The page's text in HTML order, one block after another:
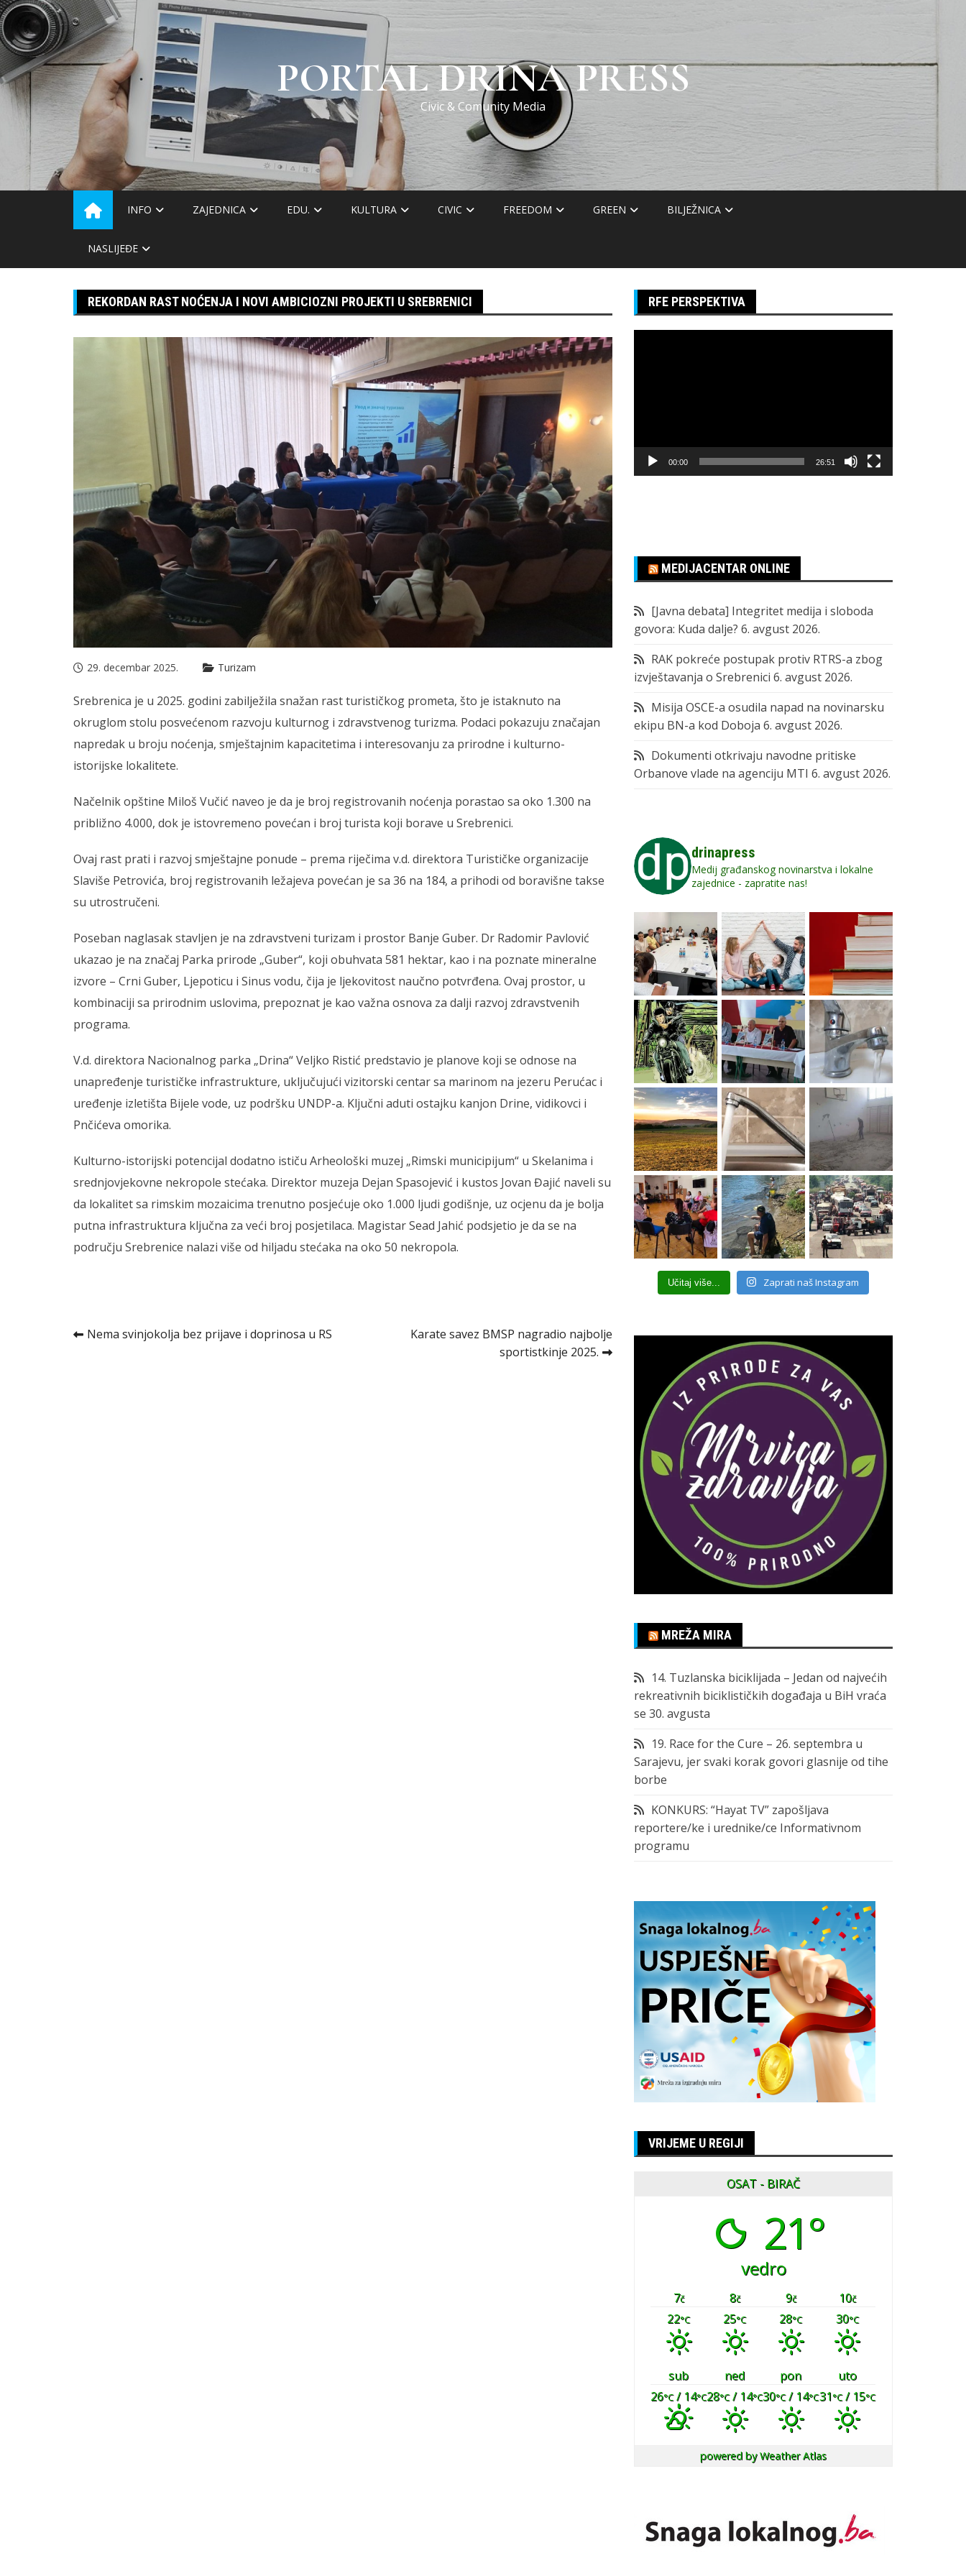
Skip
to
content
PORTAL DRINA PRESS
Civic & Comunity Media
INFO ZAJEDNICA EDU. KULTURA CIVIC FREEDOM GREEN BILJEŽNICA
NASLIJEĐE
REKORDAN RAST NOĆENJA I NOVI AMBICIOZNI PROJEKTI U SREBRENICI
29. decembar 2025. Turizam
Srebrenica je u 2025. godini zabilježila snažan rast turističkog prometa, što je istaknuto na
okruglom stolu posvećenom razvoju kulturnog i zdravstvenog turizma. Podaci pokazuju značajan
napredak u broju noćenja, smještajnim kapacitetima i interesovanju za prirodne i kulturno-
istorijske lokalitete.
Načelnik opštine Miloš Vučić naveo je da je broj registrovanih noćenja porastao sa oko 1.300 na
približno 4.000, dok je istovremeno povećan i broj turista koji borave u Srebrenici.
Ovaj rast prati i razvoj smještajne ponude – prema riječima v.d. direktora Turističke organizacije
Slaviše Petrovića, broj registrovanih ležajeva povećan je sa 36 na 184, a prihodi od boravišne takse
su utrostručeni.
Poseban naglasak stavljen je na zdravstveni turizam i prostor Banje Guber. Dr Radomir Pavlović
ukazao je na značaj Parka prirode „Guber“, koji obuhvata 581 hektar, kao i na poznate mineralne
izvore – Crni Guber, Ljepoticu i Sinus vodu, čija je ljekovitost naučno potvrđena. Ovaj prostor, u
kombinaciji sa prirodnim uslovima, prepoznat je kao važna osnova za dalji razvoj zdravstvenih
programa.
V.d. direktora Nacionalnog parka „Drina“ Veljko Ristić predstavio je planove koji se odnose na
unapređenje turističke infrastrukture, uključujući vizitorski centar sa marinom na jezeru Perućac i
uređenje izletišta Bijele vode, uz podršku UNDP-a. Ključni aduti ostajku kanjon Drine, vidikovci i
Pnčićeva omorika.
Kulturno-istorijski potencijal dodatno ističu Arheološki muzej „Rimski municipijum“ u Skelanima i
srednjovjekovne nekropole stećaka. Direktor muzeja Dejan Spasojević i kustos Jovan Đajić naveli su
da lokalitet sa rimskim mozaicima trenutno posjećuje oko 1.000 ljudi godišnje, uz ocjenu da je bolja
putna infrastruktura ključna za veći broj posjetilaca. Magistar Sead Jahić podsjetio je da se na
području Srebrenice nalazi više od hiljadu stećaka na oko 50 nekropola.
Kretanje
Nema svinjokolja bez prijave i doprinosa u RS
Karate savez BMSP nagradio najbolje
sportistkinje 2025.
RFE PERSPEKTIVA
00:00 26:51
MEDIJACENTAR ONLINE
[Javna debata] Integritet medija i sloboda
govora: Kuda dalje? 6. avgust 2026.
RAK pokreće postupak protiv RTRS-a zbog
izvještavanja o Srebrenici 6. avgust 2026.
Misija OSCE-a osudila napad na novinarsku
ekipu BN-a kod Doboja 6. avgust 2026.
Dokumenti otkrivaju navodne pritiske
Orbanove vlade na agenciju MTI 6. avgust 2026.
drinapress
Medij građanskog novinarstva i lokalne
zajednice - zapratite nas!
Učitaj više... Zaprati naš Instagram
MREŽA MIRA
14. Tuzlanska biciklijada – Jedan od najvećih
rekreativnih biciklističkih događaja u BiH vraća
se 30. avgusta
19. Race for the Cure – 26. septembra u
Sarajevu, jer svaki korak govori glasnije od tihe
borbe
KONKURS: “Hayat TV” zapošljava
reportere/ke i urednike/ce Informativnom
programu
VRIJEME U REGIJI
OSAT - BIRAČ
21°
vedro
7č 8č 9č 10č
22°C 25°C 28°C 30°C
sub ned pon
uto
26°C/ 14°C28°C/ 14°C30°C/ 14°C31°C/ 15°C
powered byWeather Atlas